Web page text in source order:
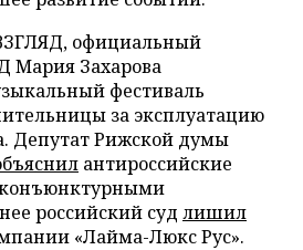
официальный
Мария Захарова
фестиваль
за эксплуатацию
Депутат Рижской думы
антироссийские
российский суд лишил
«Лайма-Люкс Рус».